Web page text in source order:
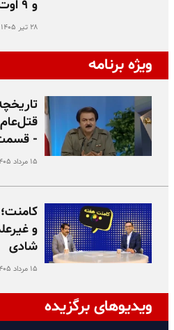
و ۹ اوت ۲۰۲۶
۲۸ تیر ۱۴۰۵
ویژه برنامه
-
۱۵ مرداد ۱۴۰۵
و
شادی
۱۵ مرداد ۱۴۰۵
ویدیوهای برگزیده